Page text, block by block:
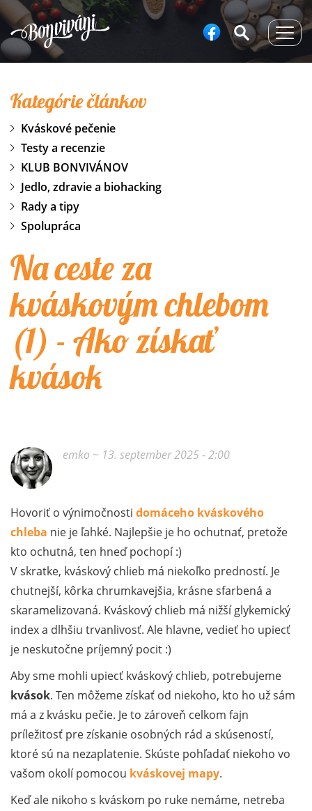
Na ceste za
kváskovým chlebom
(1) - Ako získať
kvások
emko ~ 13. september 2025 - 2:00
Hovoriť o výnimočnosti domáceho kváskového
chleba nie je ľahké. Najlepšie je ho ochutnať, pretože
kto ochutná, ten hneď pochopí :)
V skratke, kváskový chlieb má niekoľko predností. Je
chutnejší, kôrka chrumkavejšia, krásne sfarbená a
skaramelizovaná. Kváskový chlieb má nižší glykemický
index a dlhšiu trvanlivosť. Ale hlavne, vedieť ho upiecť
je neskutočne príjemný pocit :)
Aby sme mohli upiecť kváskový chlieb, potrebujeme
kvások. Ten môžeme získať od niekoho, kto ho už sám
má a z kvásku pečie. Je to zároveň celkom fajn
príležitosť pre získanie osobných rád a skúseností,
ktoré sú na nezaplatenie. Skúste pohľadať niekoho vo
vašom okolí pomocou kváskovej mapy.
Keď ale nikoho s kváskom po ruke nemáme, netreba
Kategórie článkov
Kváskové pečenie
Testy a recenzie
KLUB BONVIVÁNOV
Jedlo, zdravie a biohacking
Rady a tipy
Spolupráca